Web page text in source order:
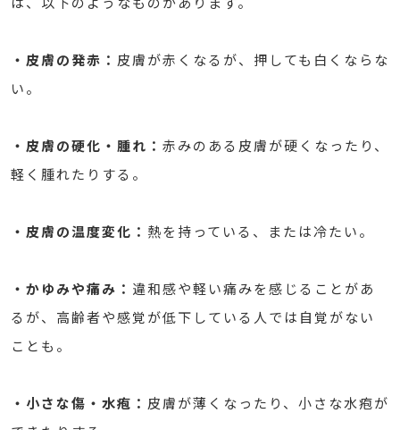
・皮膚の発赤： 皮膚が赤くなるが、押しても白くならな
い。
・皮膚の硬化・腫れ： 赤みのある皮膚が硬くなったり、
軽く腫れたりする。
・皮膚の温度変化： 熱を持っている、または冷たい。
・かゆみや痛み： 違和感や軽い痛みを感じることがあ
るが、高齢者や感覚が低下している人では自覚がない
ことも。
・小さな傷・水疱： 皮膚が薄くなったり、小さな水疱が